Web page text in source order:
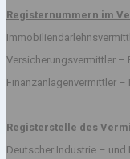
Registernummern im
Registerstelle des
Deutscher Industrie – und